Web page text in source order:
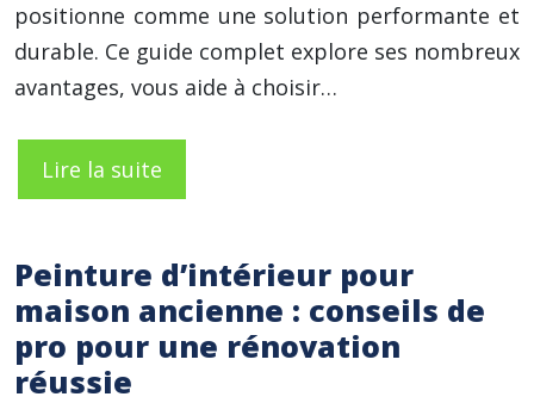
positionne comme une solution performante et
durable. Ce guide complet explore ses nombreux
avantages, vous aide à choisir…
Lire la suite
Peinture d’intérieur pour
maison ancienne : conseils de
pro pour une rénovation
réussie